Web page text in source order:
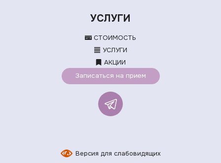
УСЛУГИ
СТОИМОСТЬ
УСЛУГИ
АКЦИИ
Записаться на прием
Версия для слабовидящих